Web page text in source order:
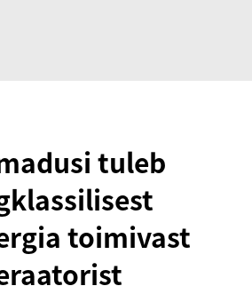
tuleb
toimivast